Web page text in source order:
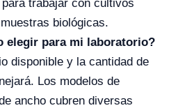
trabajar con cultivos
biológicas.
elegir para mi laboratorio?
disponible y la cantidad de
Los modelos de
ancho cubren diversas